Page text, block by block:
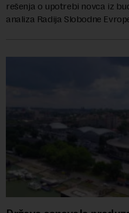
rešenja o upotrebi novca iz
analiza Radija Slobodne